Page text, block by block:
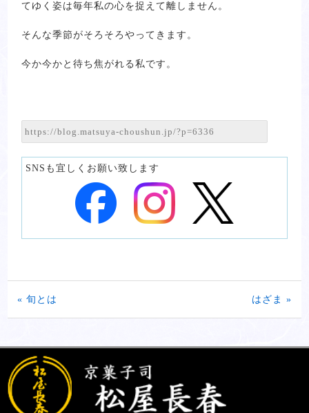
てゆく姿は毎年私の心を捉えて離しません。
そんな季節がそろそろやってきます。
今か今かと待ち焦がれる私です。
SNSも宜しくお願い致します
« 旬とは はざま »